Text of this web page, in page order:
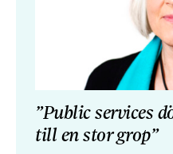
”Public services
till en stor grop”